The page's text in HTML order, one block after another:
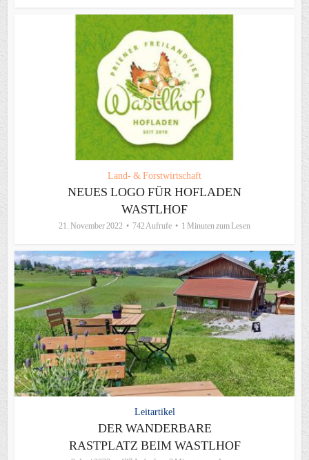
Land- & Forstwirtschaft
NEUES LOGO FÜR HOFLADEN
WASTLHOF
21. November 2022 742 Aufrufe 1 Minuten zum Lesen
Leitartikel
DER WANDERBARE
RASTPLATZ BEIM WASTLHOF